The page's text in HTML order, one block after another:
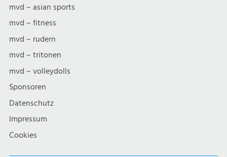
mvd – asian sports
mvd – fitness
mvd – rudern
mvd – tritonen
mvd – volleydolls
Sponsoren
Datenschutz
Impressum
Cookies